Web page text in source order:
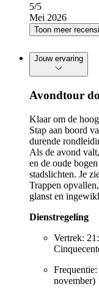
5/5
Mei 2026
Toon meer
Jouw ervaring
Avondtour
Klaar om de
Stap aan boord
durende
Als de avond
en de oude
stadslichten. Je
Trappen
glanst en
Dienstregeling
Vertrek:
november)